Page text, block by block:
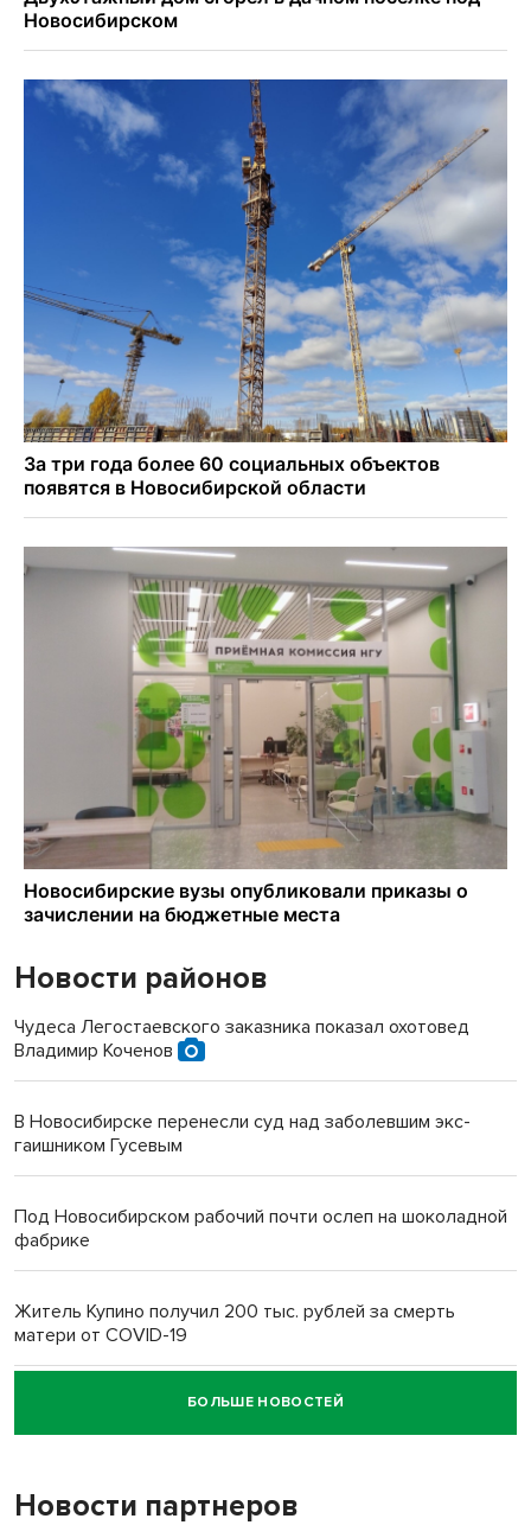
Новости районов
Чудеса Легостаевского заказника показал охотовед
Владимир Коченов
В Новосибирске перенесли суд над заболевшим экс-
гаишником Гусевым
Под Новосибирском рабочий почти ослеп на шоколадной
фабрике
Житель Купино получил 200 тыс. рублей за смерть
матери от COVID-19
Новосибирский суд наказал водителя за смерть
пенсионерки на вокзале
БОЛЬШЕ НОВОСТЕЙ
Новости партнеров